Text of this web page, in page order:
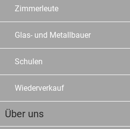
Zimmerleute
Glas- und Metallbauer
Schulen
Wiederverkauf
Über uns